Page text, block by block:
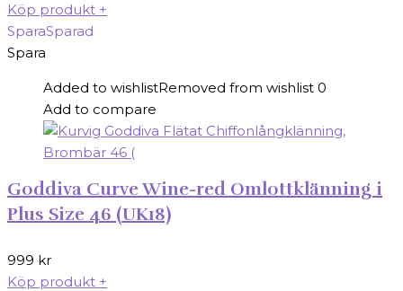
Köp produkt +
SparaSparad
Spara
Added to wishlistRemoved from wishlist 0
Add to compare
Goddiva Curve Wine-red Omlottklänning i
Plus Size 46 (UK18)
999 kr
Köp produkt +